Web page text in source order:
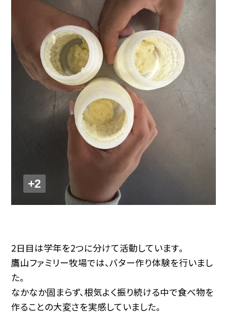
+2
2日目は学年を2つに分けて活動しています。
鷹山ファミリー牧場では、バター作り体験を行いまし
た。
なかなか固まらず、根気よく振り続ける中で食べ物を
作ることの大変さを実感していました。